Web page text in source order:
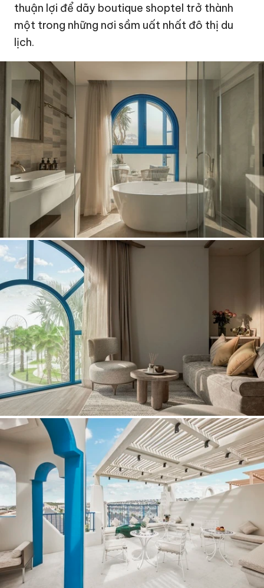
thuận lợi để dãy boutique shoptel trở thành
một trong những nơi sầm uất nhất đô thị du
lịch.